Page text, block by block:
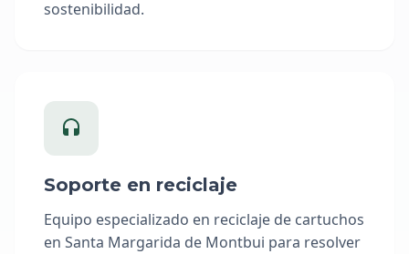
sostenibilidad.
Soporte en reciclaje
Equipo especializado en reciclaje de cartuchos
en Santa Margarida de Montbui para resolver